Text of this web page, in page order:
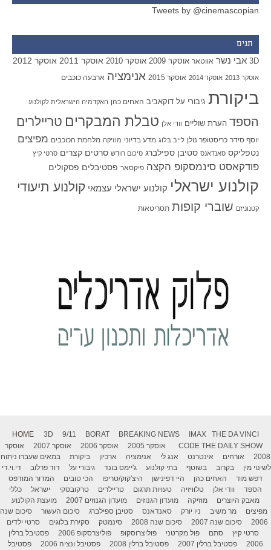
Tweets by @cinemascopian
תגים
3D אבי נשר אווטאר אוסקר 2009 אוסקר 2010 אוסקר 2011 אוסקר 2012
אוסקר 2013 אוסקר 2014 אוסקר 2015 אנימציה ארבעה כוכבים
ביקורת גיבורי על דוקאביב האחים כהן האקדמיה הישראלית לקולנוע
הספד הערת שוליים וודי אלן טבלת המבקרים טריילרים
יוסף סידר כריסטופר נולן לייב בלוג מדע בדיוני מוזיקה מלחמת הכוכבים מפיצים
נטפליקס סאנדאנס סטיבן ספילברג סיכום חודש סרטים קצרים סרטי קיץ
פודקאסט סינמסקופ הקצה פיקסאר פסטיבלים פסקולים
קולנוע ישראלי קולנוע ישראלי עצמאי קולנוע תיעודי
קטנוניזם שוברי קופות תסריטאות
HOME 3D 9/11 BORAT BREAKING NEWS IMAX
THE DA VINCI
CODE THE DAILY SHOW אוסקר 2005 אוסקר 2006 אוסקר 2007
אוסקר
2008
אורחים אינטרנט אנג לי אנימציה ארכיון ביקורת
במאים שעברו ניתוח
לשינוי מין
בקרוב בשוטף בתי קולנוע ג'יימס בונד גיבורי על דוד פרלוב
די.וי.די
דפש מוד
האחים כהן היי דפינישן היצ'קוק/טריפו הכי טובים
המדור המודפס
הספד
וודי אלן טלוויזיה טעויות תרגום טריילרים טרקובסקי ישראל
כללי
מאבק היוצרים
מוזיקה מועדון הגנוזים מועדון הגנוזים 2007
מועצת הקולנוע
מפיצים
מר משיב ניו יורק סאנדאנס סטיבן ספילברג סיכום העשור
סיכום שנה
2006
סיכום שנה 2007 סיכום שנה 2008 סינמטק סקירת בלוגים
סרטי ילדים
סרטי קיץ
סתם פול מקרטני פוליצרוסקופ פוליצרסקופ 2006
פסטיבל ברלין
2006
פסטיבל ברלין 2007 פסטיבל ברלין 2008 פסטיבל ונציה 2006 פסטיבל